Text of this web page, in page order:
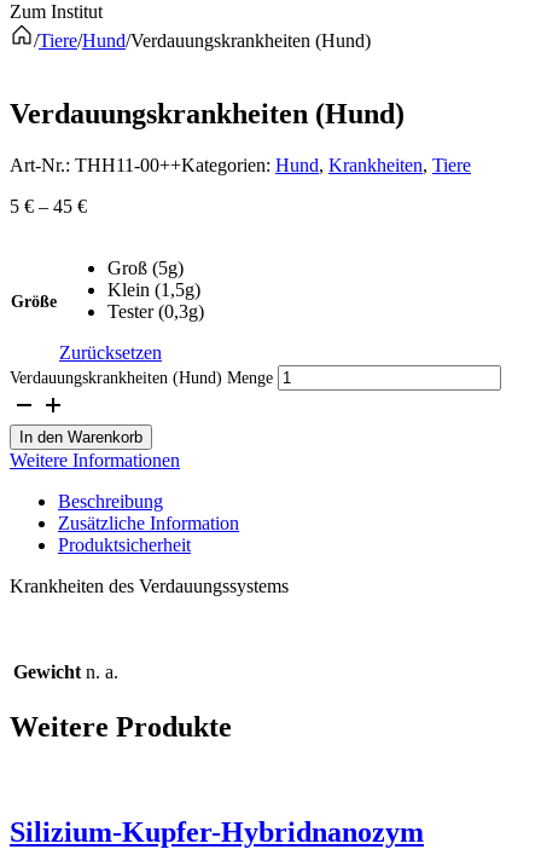
Zum Institut
/Tiere/Hund/Verdauungskrankheiten (Hund)
Verdauungskrankheiten (Hund)
Art-Nr.: THH11-00++Kategorien: Hund, Krankheiten, Tiere
5 € – 45 €
Größe
Groß (5g)
Klein (1,5g)
Tester (0,3g)
Zurücksetzen
Verdauungskrankheiten (Hund) Menge
In den Warenkorb
Weitere Informationen
Beschreibung
Zusätzliche Information
Produktsicherheit
Krankheiten des Verdauungssystems
Gewicht n. a.
Weitere Produkte
Silizium-Kupfer-Hybridnanozym